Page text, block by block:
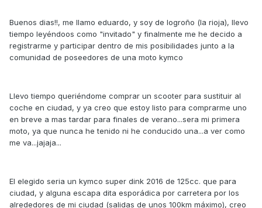
Buenos dias!!, me llamo eduardo, y soy de logroño (la rioja), llevo
tiempo leyéndoos como "invitado" y finalmente me he decido a
registrarme y participar dentro de mis posibilidades junto a la
comunidad de poseedores de una moto kymco
Llevo tiempo queriéndome comprar un scooter para sustituir al
coche en ciudad, y ya creo que estoy listo para comprarme uno
en breve a mas tardar para finales de verano...sera mi primera
moto, ya que nunca he tenido ni he conducido una...a ver como
me va...jajaja...
El elegido seria un kymco super dink 2016 de 125cc. que para
ciudad, y alguna escapa dita esporádica por carretera por los
alrededores de mi ciudad (salidas de unos 100km máximo), creo